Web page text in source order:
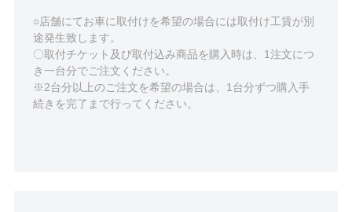
○店舗にてお車に取付けを希望の場合には取付け工賃が別
途発生致します。
〇取付チケット及び取付込み商品を購入時は、1注文につ
き一台分でご注文ください。
※2台分以上のご注文を希望の場合は、1台分ずつ購入手
続きを完了まで行ってください。